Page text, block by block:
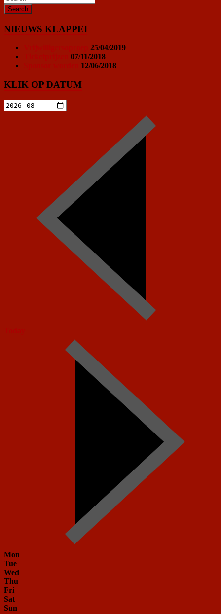
NIEUWS KLAPPEI
25/04/2019
07/11/2018
12/06/2018
KLIK OP DATUM
Mon
Tue
Wed
Thu
Fri
Sat
Sun